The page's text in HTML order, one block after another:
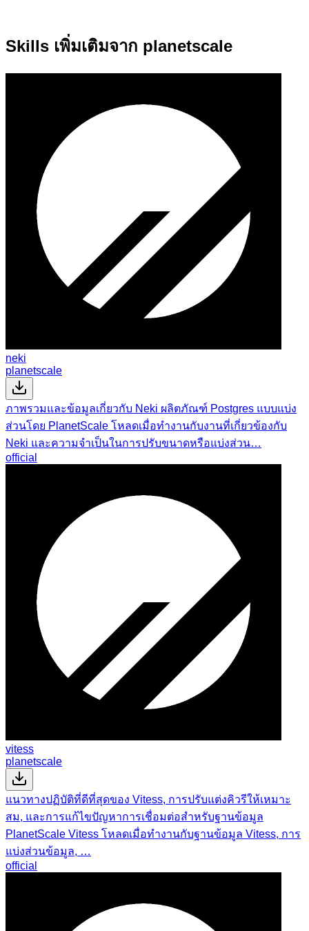
Skills เพิ่มเติมจาก planetscale
neki
planetscale
ภาพรวมและข้อมูลเกี่ยวกับ Neki ผลิตภัณฑ์ Postgres แบบแบ่ง
ส่วนโดย PlanetScale โหลดเมื่อทำงานกับงานที่เกี่ยวข้องกับ
Neki และความจำเป็นในการปรับขนาดหรือแบ่งส่วน…
official
vitess
planetscale
แนวทางปฏิบัติที่ดีที่สุดของ Vitess, การปรับแต่งคิวรีให้เหมาะ
สม, และการแก้ไขปัญหาการเชื่อมต่อสำหรับฐานข้อมูล
PlanetScale Vitess โหลดเมื่อทำงานกับฐานข้อมูล Vitess, การ
แบ่งส่วนข้อมูล, …
official